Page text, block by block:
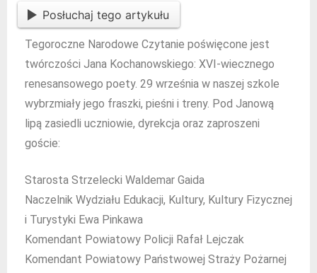
Posłuchaj tego artykułu
Tegoroczne Narodowe Czytanie poświęcone jest
twórczości Jana Kochanowskiego: XVI-wiecznego
renesansowego poety. 29 września w naszej szkole
wybrzmiały jego fraszki, pieśni i treny. Pod Janową
lipą zasiedli uczniowie, dyrekcja oraz zaproszeni
goście:
Starosta Strzelecki Waldemar Gaida
Naczelnik Wydziału Edukacji, Kultury, Kultury Fizycznej
i Turystyki Ewa Pinkawa
Komendant Powiatowy Policji Rafał Lejczak
Komendant Powiatowy Państwowej Straży Pożarnej